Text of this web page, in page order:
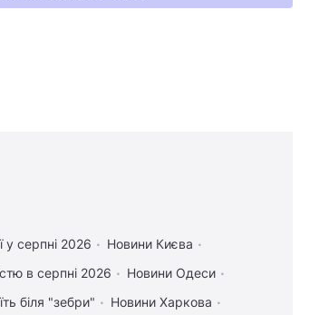
у серпні 2026
Новини Києва
в серпні 2026
Новини Одеси
біля "зебри"
Новини Харкова